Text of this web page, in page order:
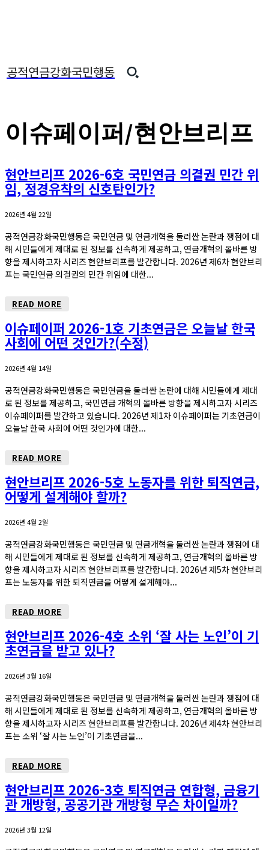
공적연금강화국민행동
이슈페이퍼/현안브리프
현안브리프 2026-6호 국민연금 의결권 민간 위
임, 정경유착의 신호탄인가?
2026년 4월 22일
공적연금강화국민행동은 국민연금 및 연금개혁을 둘러싼 논란과 쟁점에 대
해 시민들에게 제대로 된 정보를 신속하게 제공하고, 연금개혁의 올바른 방
향을 제시하고자 시리즈 현안브리프를 발간합니다. 2026년 제6차 현안브리
프는 국민연금 의결권의 민간 위임에 대한...
READ MORE
이슈페이퍼 2026-1호 기초연금은 오늘날 한국
사회에 어떤 것인가?(수정)
2026년 4월 14일
공적연금강화국민행동은 국민연금을 둘러싼 논란에 대해 시민들에게 제대
로 된 정보를 제공하고, 국민연금 개혁의 올바른 방향을 제시하고자 시리즈
이슈페이퍼를 발간하고 있습니다. 2026년 제1차 이슈페이퍼는 기초연금이
오늘날 한국 사회에 어떤 것인가에 대한...
READ MORE
현안브리프 2026-5호 노동자를 위한 퇴직연금,
어떻게 설계해야 할까?
2026년 4월 2일
공적연금강화국민행동은 국민연금 및 연금개혁을 둘러싼 논란과 쟁점에 대
해 시민들에게 제대로 된 정보를 신속하게 제공하고, 연금개혁의 올바른 방
향을 제시하고자 시리즈 현안브리프를 발간합니다. 2026년 제5차 현안브리
프는 노동자를 위한 퇴직연금을 어떻게 설계해야...
READ MORE
현안브리프 2026-4호 소위 ‘잘 사는 노인’이 기
초연금을 받고 있나?
2026년 3월 16일
공적연금강화국민행동은 국민연금 및 연금개혁을 둘러싼 논란과 쟁점에 대
해 시민들에게 제대로 된 정보를 신속하게 제공하고, 연금개혁의 올바른 방
향을 제시하고자 시리즈 현안브리프를 발간합니다. 2026년 제4차 현안브리
프는 소위 ‘잘 사는 노인’이 기초연금을...
READ MORE
현안브리프 2026-3호 퇴직연금 연합형, 금융기
관 개방형, 공공기관 개방형 무슨 차이일까?
2026년 3월 12일